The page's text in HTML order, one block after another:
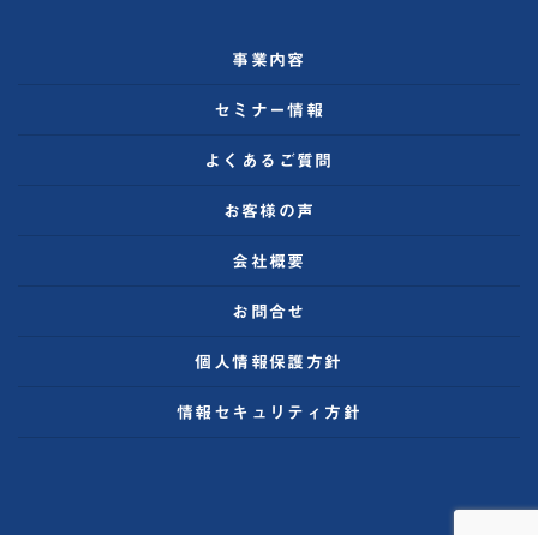
事業内容
セミナー情報
よくあるご質問
お客様の声
会社概要
お問合せ
個人情報保護方針
情報セキュリティ方針